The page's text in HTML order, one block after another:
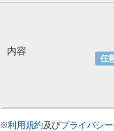
任
内容
※利用規約及びプライバシ